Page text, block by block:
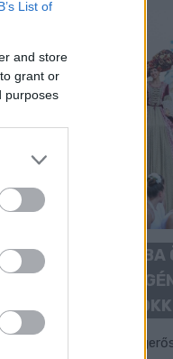
List of
and store
grant or
purposes
BAROKK POMPÁBA
BELVÁROS:
XXXIII. GYŐRI
fogadalom